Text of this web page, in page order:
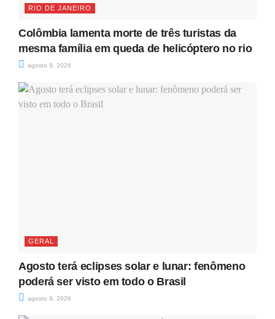
RIO DE JANEIRO
Colômbia lamenta morte de três turistas da
mesma família em queda de helicóptero no rio
agosto 9, 2026
GERAL
Agosto terá eclipses solar e lunar: fenômeno
poderá ser visto em todo o Brasil
agosto 9, 2026